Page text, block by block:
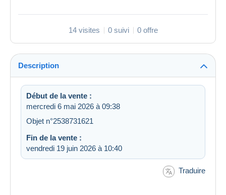
14 visites 0 suivi 0 offre
Description
Début de la vente :
mercredi 6 mai 2026 à 09:38
Objet n°2538731621
Fin de la vente :
vendredi 19 juin 2026 à 10:40
Traduire